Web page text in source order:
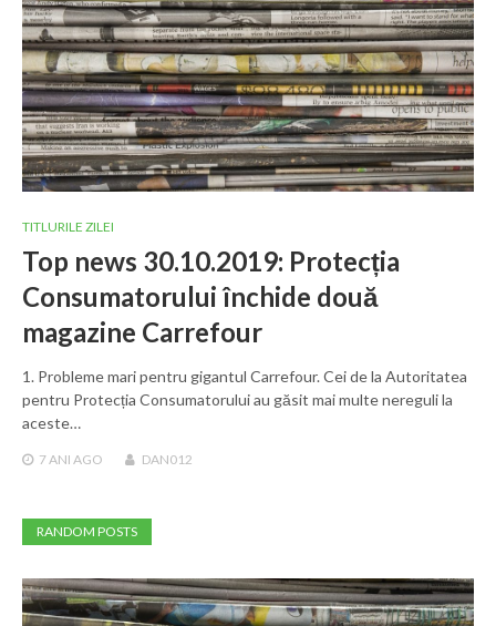
TITLURILE ZILEI
Top news 30.10.2019: Protecția
Consumatorului închide două
magazine Carrefour
1. Probleme mari pentru gigantul Carrefour. Cei de la Autoritatea
pentru Protecția Consumatorului au găsit mai multe nereguli la
aceste…
7 ANI AGO DAN012
RANDOM POSTS